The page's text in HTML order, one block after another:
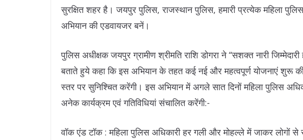
सुरक्षित शहर है। जयपुर पुलिस, राजस्थान पुलिस, हमारी प्रत्येक महिला
अभियान की एडवायजर बनें।
पुलिस अधीक्षक जयपुर ग्रामीण श्रीमति राशि डोगरा ने ‘‘सशक्त नारी जिम्मेदारी
बताते हुये कहा कि इस अभियान के तहत कई नई और महत्वपूर्ण योजनाएं शुरू
स्तर पर सुनिश्चित करेंगी। इस अभियान में अगले सात दिनों महिला पुलिस
अनेक कार्यक्रम एवं गतिविधियां संचालित करेंगी:-
वॉक एंड टॉक : महिला पुलिस अधिकारी हर गली और मोहल्ले में जाकर लोगों से